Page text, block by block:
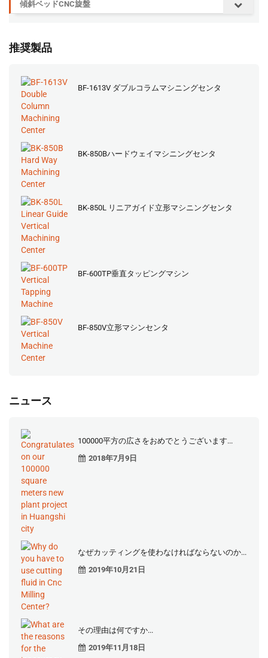
傾斜ベッドCNC旋盤
推奨製品
BF-1613V ダブルコラムマシニングセンタ
BK-850Bハードウェイマシニングセンタ
BK-850L リニアガイド立形マシニングセンタ
BF-600TP垂直タッピングマシン
BF-850V立形マシンセンタ
ニュース
100000平方の広さをおめでとうございます...
2018年7月9日
なぜカッティングを使わなければならないのか...
2019年10月21日
その理由は何ですか...
2019年11月18日